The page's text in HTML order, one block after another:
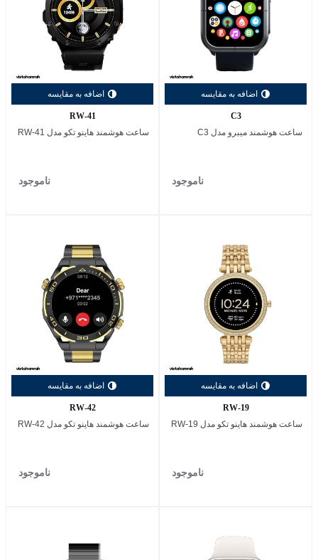
اضافه به مقایسه
C3
ساعت هوشمند میبرو مدل C3
ناموجود
اضافه به مقایسه
RW-41
ساعت هوشمند هاینو تکو مدل RW-41
ناموجود
اضافه به مقایسه
RW-19
ساعت هوشمند هاینو تکو مدل RW-19
ناموجود
اضافه به مقایسه
RW-42
ساعت هوشمند هاینو تکو مدل RW-42
ناموجود